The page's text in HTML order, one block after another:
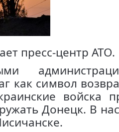
пресс-центр АТО.
как символ
войска
Донецк. В